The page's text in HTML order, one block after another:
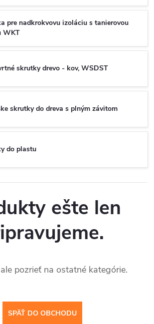
pre nadkrokvovu izoláciu s tanierovou
WKT
skrutky drevo - kov, WSDST
skrutky do dreva s plným závitom
do plastu
ešte len
pozrieť na ostatné kategórie.
SPÄŤ DO OBCHODU